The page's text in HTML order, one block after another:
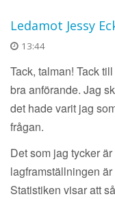
Ledamot Jessy
13:44
Tack, talman! Tack
bra anförande. Jag
det hade varit jag
frågan.
Det som jag tycker
lagframställningen
Statistiken visar att